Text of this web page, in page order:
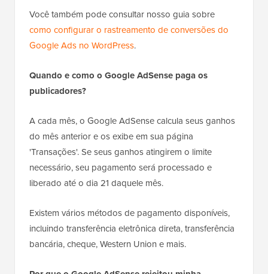
Você também pode consultar nosso guia sobre
como configurar o rastreamento de conversões do
Google Ads no WordPress.
Quando e como o Google AdSense paga os
publicadores?
A cada mês, o Google AdSense calcula seus ganhos
do mês anterior e os exibe em sua página
'Transações'. Se seus ganhos atingirem o limite
necessário, seu pagamento será processado e
liberado até o dia 21 daquele mês.
Existem vários métodos de pagamento disponíveis,
incluindo transferência eletrônica direta, transferência
bancária, cheque, Western Union e mais.